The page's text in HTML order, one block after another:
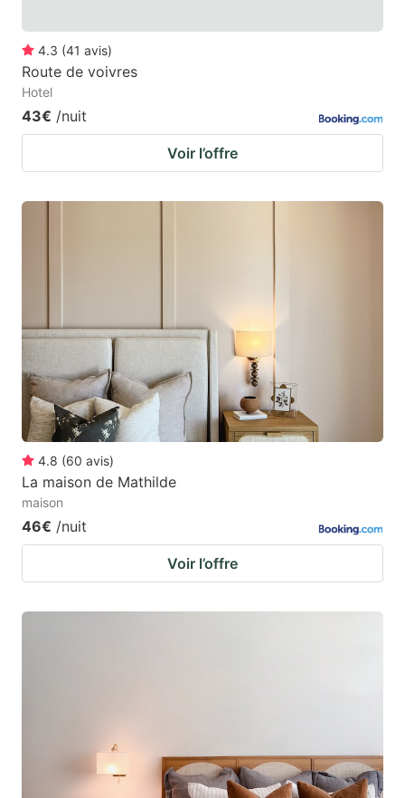
4.3 (41 avis)
Route de voivres
Hotel
43€ /nuit
Voir l’offre
4.8 (60 avis)
La maison de Mathilde
maison
46€ /nuit
Voir l’offre